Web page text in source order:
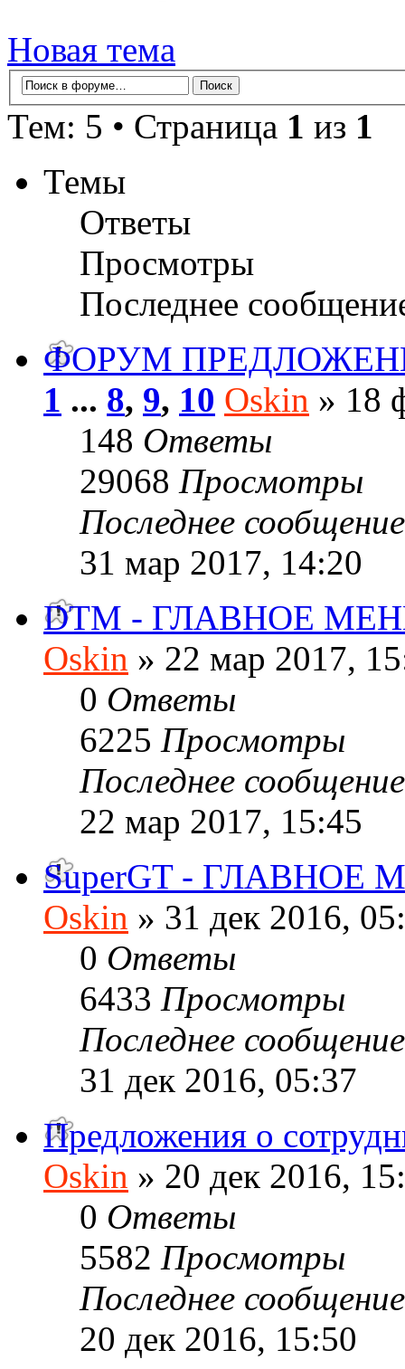
Новая тема
Тем: 5 • Страница 1 из 1
Темы
Ответы
Просмотры
Последнее
ФОРУМ
1 ... 8, 9, 10 Oskin » 18
148 Ответы
29068 Просмотры
Последнее
31 мар 2017, 14:20
DTM - ГЛАВНОЕ
Oskin » 22 мар 2017,
0 Ответы
6225 Просмотры
Последнее
22 мар 2017, 15:45
SuperGT - ГЛАВНОЕ
Oskin » 31 дек 2016,
0 Ответы
6433 Просмотры
Последнее
31 дек 2016, 05:37
Предложения о
Oskin » 20 дек 2016,
0 Ответы
5582 Просмотры
Последнее
20 дек 2016, 15:50